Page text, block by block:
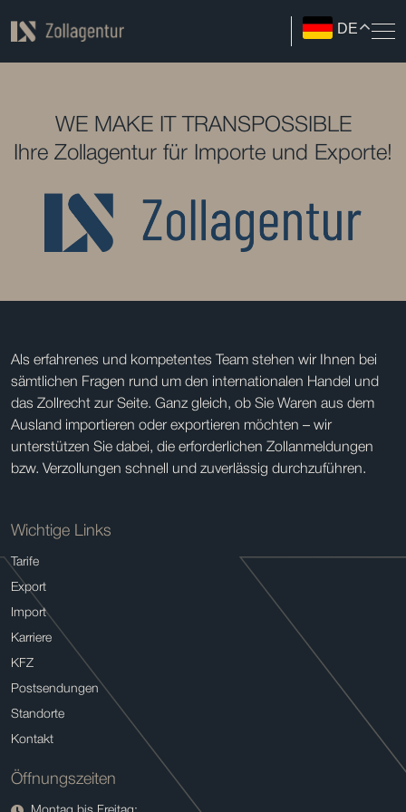
DE
WE MAKE IT TRANSPOSSIBLE
Ihre Zollagentur für Importe und Exporte!
Als erfahrenes und kompetentes Team stehen wir Ihnen bei
sämtlichen Fragen rund um den internationalen Handel und
das Zollrecht zur Seite. Ganz gleich, ob Sie Waren aus dem
Ausland importieren oder exportieren möchten – wir
unterstützen Sie dabei, die erforderlichen Zollanmeldungen
bzw. Verzollungen schnell und zuverlässig durchzuführen.
Wichtige Links
Tarife
Export
Import
Karriere
KFZ
Postsendungen
Standorte
Kontakt
Öffnungszeiten